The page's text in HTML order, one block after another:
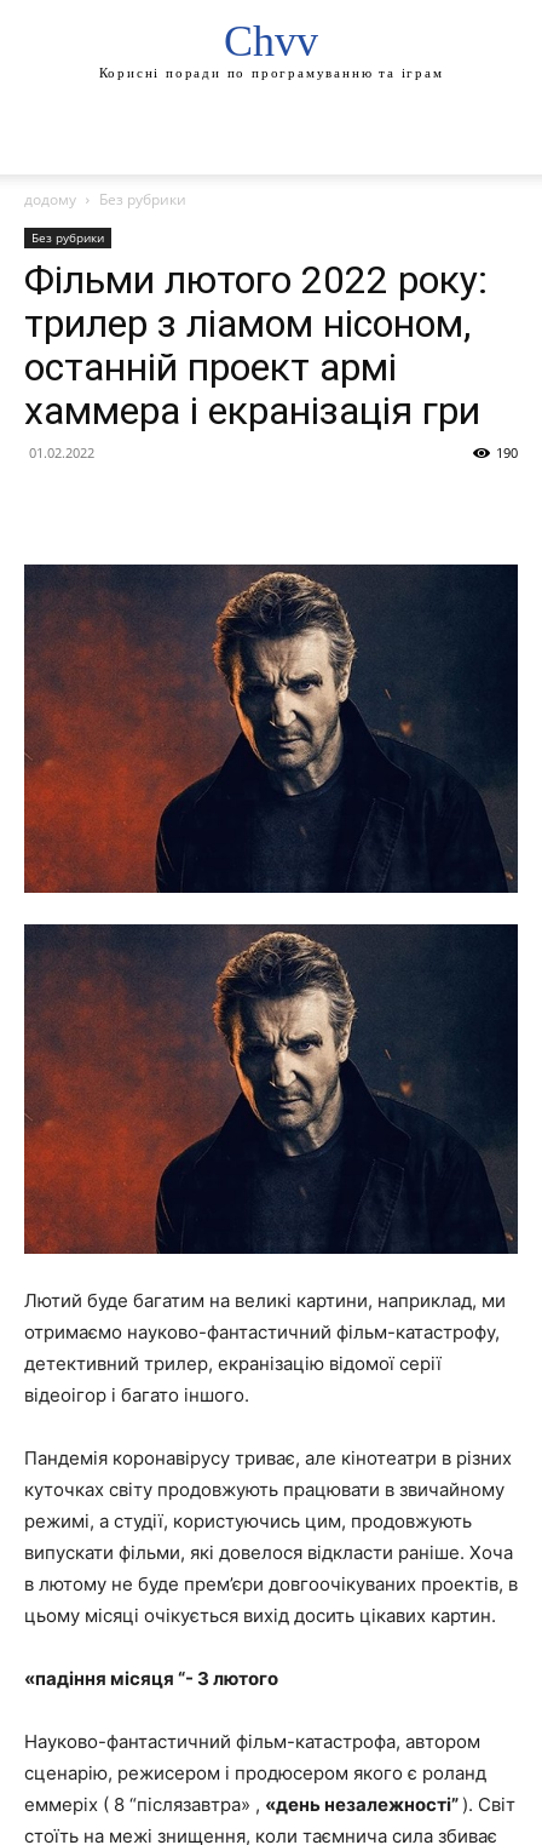
Chvv
Корисні поради по програмуванню та іграм
додому Без рубрики
Без рубрики
Фільми лютого 2022 року:
трилер з ліамом нісоном,
останній проект армі
хаммера і екранізація гри
01.02.2022 190
Лютий буде багатим на великі картини, наприклад, ми
отримаємо науково-фантастичний фільм-катастрофу,
детективний трилер, екранізацію відомої серії
відеоігор і багато іншого.
Пандемія коронавірусу триває, але кінотеатри в різних
куточках світу продовжують працювати в звичайному
режимі, а студії, користуючись цим, продовжують
випускати фільми, які довелося відкласти раніше. Хоча
в лютому не буде прем’єри довгоочікуваних проектів, в
цьому місяці очікується вихід досить цікавих картин.
«падіння місяця “- 3 лютого
Науково-фантастичний фільм-катастрофа, автором
сценарію, режисером і продюсером якого є роланд
еммеріх ( 8 “післязавтра» , «день незалежності” ). Світ
стоїть на межі знищення, коли таємнича сила збиває